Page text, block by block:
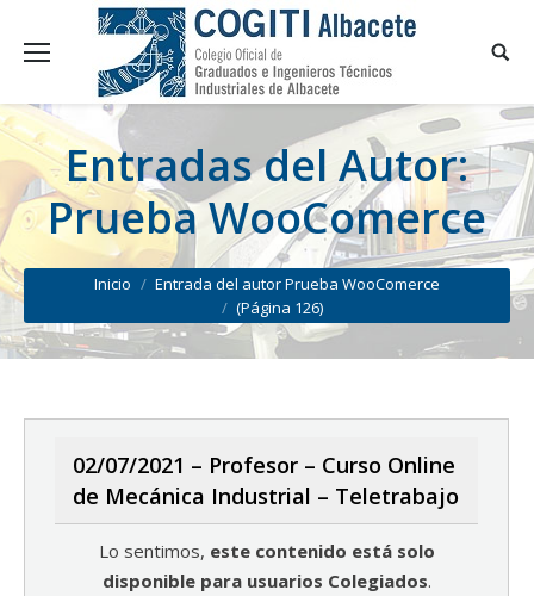
Entradas del Autor:
Prueba WooComerce
You are here:
Inicio
Entrada del autor Prueba WooComerce
(Página 126)
02/07/2021 – Profesor – Curso Online
de Mecánica Industrial – Teletrabajo
Lo sentimos, este contenido está solo
disponible para usuarios Colegiados.